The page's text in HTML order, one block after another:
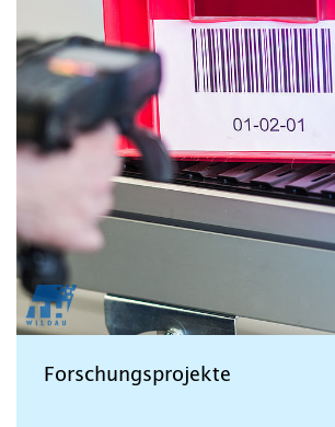
Forschungsprojekte